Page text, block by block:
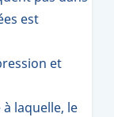
est
et
laquelle, le